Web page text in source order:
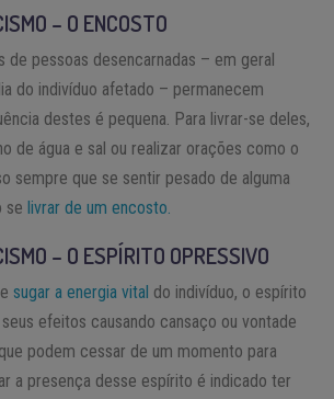
– O ENCOSTO
de pessoas desencarnadas – em geral
do indivíduo afetado – permanecem
destes é pequena. Para livrar-se deles,
de água e sal ou realizar orações como o
sempre que se sentir pesado de alguma
se livrar de um encosto.
– O ESPÍRITO OPRESSIVO
sugar a energia vital do indivíduo, o espírito
efeitos causando cansaço ou vontade
podem cessar de um momento para
a presença desse espírito é indicado ter